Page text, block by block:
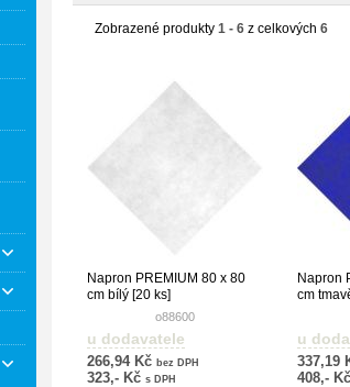
Zobrazené produkty 1 - 6 z celkových 6
Napron PREMIUM 80 x 80
cm bílý [20 ks]
o88600
u dodavatele
266,94 Kč bez DPH
323,- Kč s DPH
Napron
cm
u
337,19
408,- Kč